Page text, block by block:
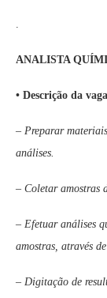
ANALISTA
• Descrição da
– Preparar
análises.
– Coletar amostras
– Efetuar análises
amostras, através
– Digitação de